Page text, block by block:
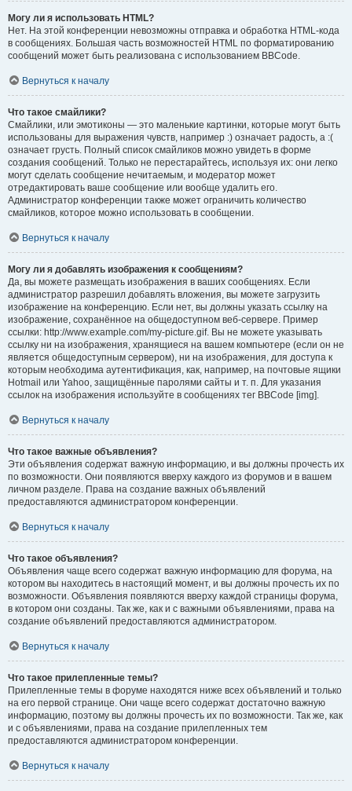
Могу ли я использовать HTML?
Нет. На этой конференции невозможны отправка и обработка HTML-кода
в сообщениях. Большая часть возможностей HTML по форматированию
сообщений может быть реализована с использованием BBCode.
Вернуться к началу
Что такое смайлики?
Смайлики, или эмотиконы — это маленькие картинки, которые могут быть
использованы для выражения чувств, например :) означает радость, а :(
означает грусть. Полный список смайликов можно увидеть в форме
создания сообщений. Только не перестарайтесь, используя их: они легко
могут сделать сообщение нечитаемым, и модератор может
отредактировать ваше сообщение или вообще удалить его.
Администратор конференции также может ограничить количество
смайликов, которое можно использовать в сообщении.
Вернуться к началу
Могу ли я добавлять изображения к сообщениям?
Да, вы можете размещать изображения в ваших сообщениях. Если
администратор разрешил добавлять вложения, вы можете загрузить
изображение на конференцию. Если нет, вы должны указать ссылку на
изображение, сохранённое на общедоступном веб-сервере. Пример
ссылки: http://www.example.com/my-picture.gif. Вы не можете указывать
ссылку ни на изображения, хранящиеся на вашем компьютере (если он не
является общедоступным сервером), ни на изображения, для доступа к
которым необходима аутентификация, как, например, на почтовые ящики
Hotmail или Yahoo, защищённые паролями сайты и т. п. Для указания
ссылок на изображения используйте в сообщениях тег BBCode [img].
Вернуться к началу
Что такое важные объявления?
Эти объявления содержат важную информацию, и вы должны прочесть их
по возможности. Они появляются вверху каждого из форумов и в вашем
личном разделе. Права на создание важных объявлений
предоставляются администратором конференции.
Вернуться к началу
Что такое объявления?
Объявления чаще всего содержат важную информацию для форума, на
котором вы находитесь в настоящий момент, и вы должны прочесть их по
возможности. Объявления появляются вверху каждой страницы форума,
в котором они созданы. Так же, как и с важными объявлениями, права на
создание объявлений предоставляются администратором.
Вернуться к началу
Что такое прилепленные темы?
Прилепленные темы в форуме находятся ниже всех объявлений и только
на его первой странице. Они чаще всего содержат достаточно важную
информацию, поэтому вы должны прочесть их по возможности. Так же, как
и с объявлениями, права на создание прилепленных тем
предоставляются администратором конференции.
Вернуться к началу